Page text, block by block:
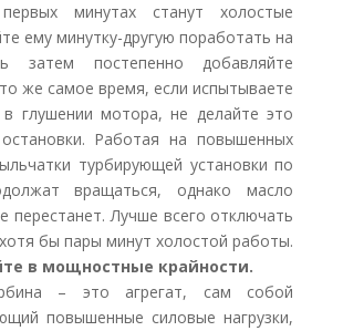
минутах станут холостые
ему минутку-другую поработать на
постепенно добавляйте
же самое время, если испытываете
в глушении мотора, не делайте это
Работая на повышенных
турбирующей установки по
вращаться, однако масло
перестанет. Лучше всего отключать
бы пары минут холостой работы.
в мощностные крайности.
– это агрегат, сам собой
повышенные силовые нагрузки,